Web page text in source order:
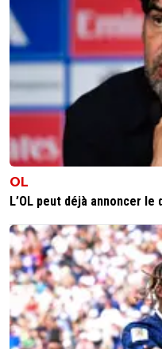
OL
L’OL peut déjà annoncer